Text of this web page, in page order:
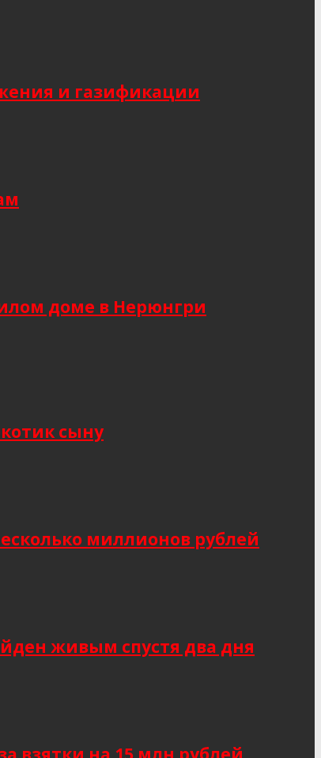
и газификации
доме в Нерюнгри
сыну
миллионов рублей
живым спустя два дня